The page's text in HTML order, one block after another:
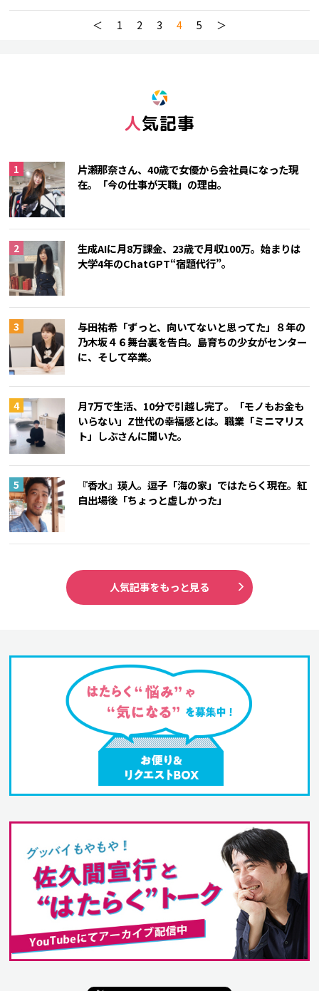
＜ 1 2 3 4 5 ＞
人気記事
片瀬那奈さん、40歳で女優から会社員になった現
在。「今の仕事が天職」の理由。
生成AIに月8万課金、23歳で月収100万。始まりは
大学4年のChatGPT“宿題代行”。
与田祐希「ずっと、向いてないと思ってた」８年の
乃木坂４６舞台裏を告白。島育ちの少女がセンター
に、そして卒業。
月7万で生活、10分で引越し完了。「モノもお金も
いらない」Z世代の幸福感とは。職業「ミニマリス
ト」しぶさんに聞いた。
『香水』瑛人。逗子「海の家」ではたらく現在。紅
白出場後「ちょっと虚しかった」
人気記事をもっと見る